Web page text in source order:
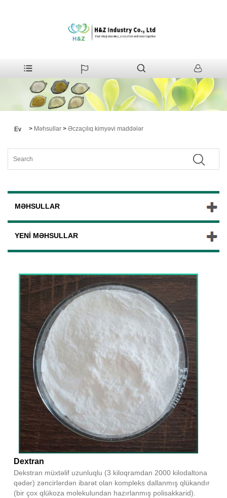
Ev > Məhsullar > Əczaçılıq kimyəvi maddələr
MƏHSULLAR
YENI MƏHSULLAR
Dextran
Dekstran müxtəlif uzunluqlu (3 kiloqramdan 2000 kilodaltona
qədər) zəncirlərdən ibarət olan kompleks dallanmış qlükandır
(bir çox qlükoza molekulundan hazırlanmış polisakkarid).